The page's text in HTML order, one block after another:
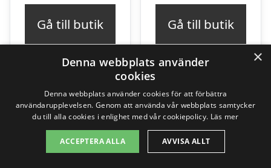
Gå till butik Gå till butik
×
Denna webbplats använder
cookies
Denna webbplats använder cookies för att förbättra
användarupplevelsen. Genom att använda vår webbplats samtycker
du till alla cookies i enlighet med vår cookiepolicy. Läs mer
ACCEPTERA ALLA AVVISA ALLT